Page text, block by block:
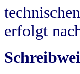
erfolgt